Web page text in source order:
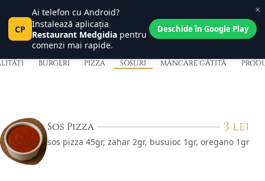
Central Place
Tanța și Costel
0
Pct 0
Sosuri
BURGERI PIZZA SOSURI MÂNCARE GĂTITĂ
Sos Pizza 3 lei
sos pizza 45gr, zahar 2gr, busuioc 1gr, oregano 1gr
×
CP
Ai telefon cu Android?
Instalează aplicația
Restaurant Medgidia pentru
comenzi mai rapide.
Deschide în Google Play